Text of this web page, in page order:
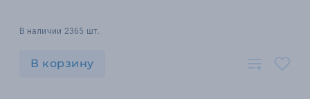
В наличии 2365 шт.
В корзину